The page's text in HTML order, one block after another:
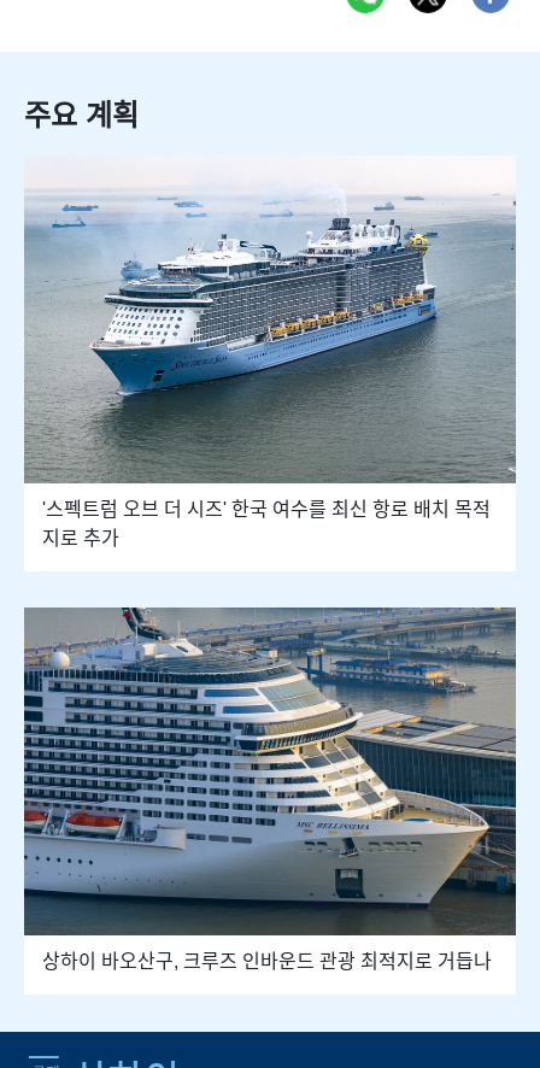
주요 계획
'스펙트럼 오브 더 시즈' 한국 여수를 최신 항로 배치 목적
지로 추가
상하이 바오산구, 크루즈 인바운드 관광 최적지로 거듭나